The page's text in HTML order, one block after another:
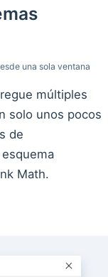
una sola ventana
múltiples
solo unos pocos
de
Math.